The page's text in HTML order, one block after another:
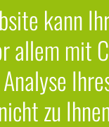
kann
allem mit
zu